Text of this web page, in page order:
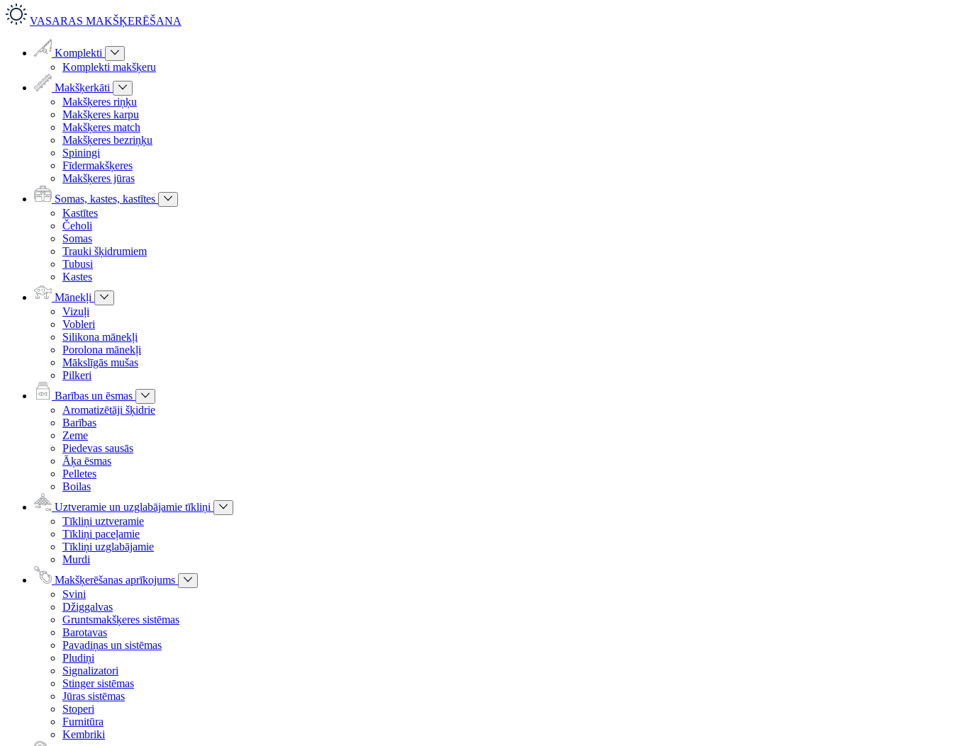
VASARAS MAKŠĶERĒŠANA
Komplekti
Komplekti makšķeru
Makšķerkāti
Makšķeres riņķu
Makšķeres karpu
Makšķeres match
Makšķeres bezriņķu
Spiningi
Fīdermakšķeres
Makšķeres jūras
Somas, kastes, kastītes
Kastītes
Čeholi
Somas
Trauki šķidrumiem
Tubusi
Kastes
Mānekļi
Vizuļi
Vobleri
Silikona mānekļi
Porolona mānekļi
Mākslīgās mušas
Pilkeri
Barības un ēsmas
Aromatizētāji šķidrie
Barības
Zeme
Piedevas sausās
Āķa ēsmas
Pelletes
Boilas
Uztveramie un uzglabājamie tīkliņi
Tīkliņi uztveramie
Tīkliņi paceļamie
Tīkliņi uzglabājamie
Murdi
Makšķerēšanas aprīkojums
Svini
Džiggalvas
Gruntsmakšķeres sistēmas
Barotavas
Pavadiņas un sistēmas
Pludiņi
Signalizatori
Stinger sistēmas
Jūras sistēmas
Stoperi
Furnitūra
Kembriki